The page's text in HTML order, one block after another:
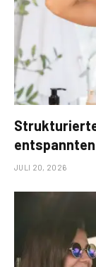
JULI 20, 2026